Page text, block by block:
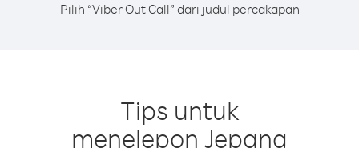
Pilih “Viber Out Call” dari judul percakapan
Tips untuk
menelepon Jepang